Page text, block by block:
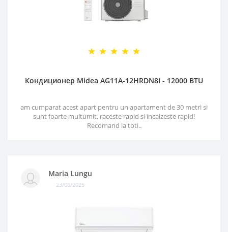
Кондиционер Midea AG11A-12HRDN8I - 12000 BTU
am cumparat acest apart pentru un apartament de 30 metri si
sunt foarte multumit, raceste rapid si incalzeste rapid!
Recomand la toti..
Maria Lungu
23/06/2025